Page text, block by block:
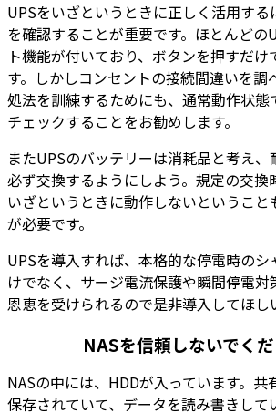
UPSをいざというときに正しく活用す
を確認することが重要です。ほとんどの
ト機能が付いており、ボタンを押すだけ
す。しかしコンセントの接続間違いを調
処法を訓練するためにも、通常動作状態
チェックすることをお勧めします。
またUPSのバッテリーは消耗品と考え
必ず交換するようにしよう。規定の交換
いざというときに動作しないというこ
が必要です。
UPSを導入すれば、本格的な停電時の
けでなく、サージ電流保護や瞬間停電対
恩恵を受けられるので是非導入してほし
NASを信頼しないでくだ
NASの中には、HDDが入っています。共
保存されていて、データを読み書きして